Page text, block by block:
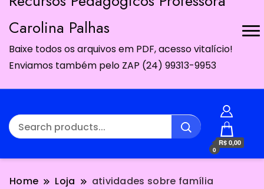
Carolina Palhas
Baixe todos os arquivos em PDF, acesso vitalício!
Enviamos também pelo ZAP (24) 99313-9953
0
R$ 0,00
Home Loja atividades sobre família